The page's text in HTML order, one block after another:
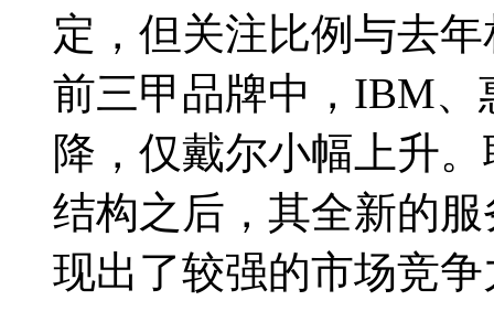
定，但关注比例与去
前三甲品牌中，IBM、
降，仅戴尔小幅上升
结构之后，其全新的
现出了较强的市场竞争